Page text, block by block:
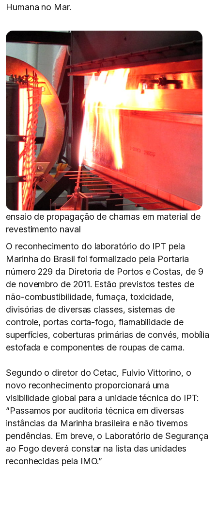
Humana no Mar.
ensaio de propagação de chamas em material de
revestimento naval
O reconhecimento do laboratório do IPT pela
Marinha do Brasil foi formalizado pela Portaria
número 229 da Diretoria de Portos e Costas, de 9
de novembro de 2011. Estão previstos testes de
não-combustibilidade, fumaça, toxicidade,
divisórias de diversas classes, sistemas de
controle, portas corta-fogo, flamabilidade de
superfícies, coberturas primárias de convés, mobília
estofada e componentes de roupas de cama.
Segundo o diretor do Cetac, Fulvio Vittorino, o
novo reconhecimento proporcionará uma
visibilidade global para a unidade técnica do IPT:
“Passamos por auditoria técnica em diversas
instâncias da Marinha brasileira e não tivemos
pendências. Em breve, o Laboratório de Segurança
ao Fogo deverá constar na lista das unidades
reconhecidas pela IMO.”